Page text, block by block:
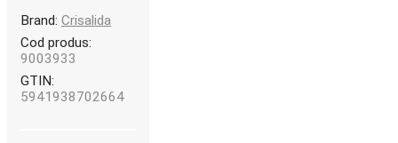
Brand: Crisalida
Cod produs:
9003933
GTIN:
5941938702664